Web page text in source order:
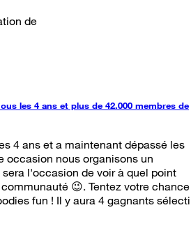
de
les 4 ans et plus de 42.000 membres de
4 ans et a maintenant dépassé les
occasion nous organisons un
l'occasion de voir à quel point
😉. Tentez votre chance
fun ! Il y aura 4 gagnants sélecti